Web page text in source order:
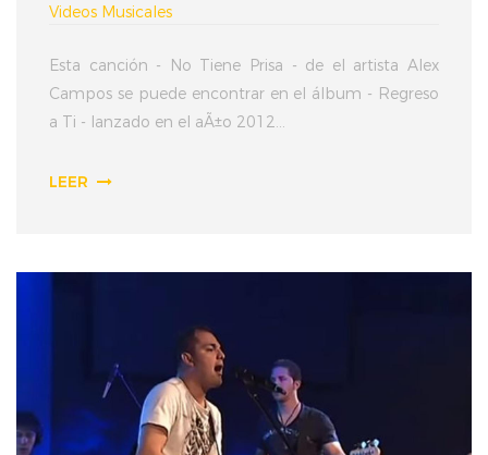
Videos Musicales
Esta canción - No Tiene Prisa - de el artista Alex
Campos se puede encontrar en el álbum - Regreso
a Ti - lanzado en el aÃ±o 2012...
LEER